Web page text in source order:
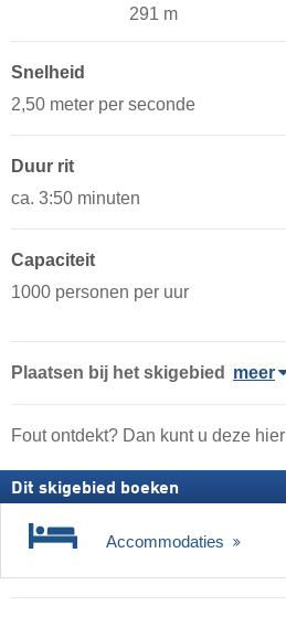
291 m
Snelheid
2,50 meter per seconde
Duur rit
ca. 3:50 minuten
Capaciteit
1000 personen per uur
Plaatsen bij het skigebied meer
Fout ontdekt? Dan kunt u deze hier
Dit skigebied boeken
Accommodaties